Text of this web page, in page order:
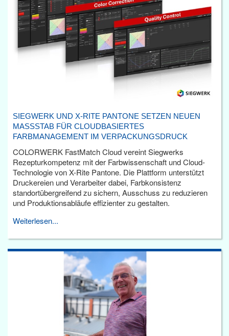
SIEGWERK UND X-RITE PANTONE SETZEN NEUEN
MASSSTAB FÜR CLOUDBASIERTES F
ARBMANAGEMENT IM VERPACKUNGSDRUCK
COLORWERK FastMatch Cloud vereint Siegwerks
Rezepturkompetenz mit der Farbwissenschaft und Cloud-
Technologie von X-Rite Pantone. Die Plattform unterstützt
Druckereien und Verarbeiter dabei, Farbkonsistenz
standortübergreifend zu sichern, Ausschuss zu reduzieren
und Produktionsabläufe effizienter zu gestalten.
Weiterlesen...